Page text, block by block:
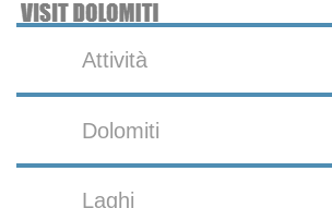
Attività
Dolomiti
Laghi